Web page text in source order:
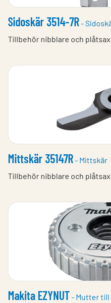
Sidoskär 3514-7R-
Tillbehör nibblare och
Mittskär 35147R- Mittskär
Tillbehör nibblare och
Makita EZYNUT- Mutter